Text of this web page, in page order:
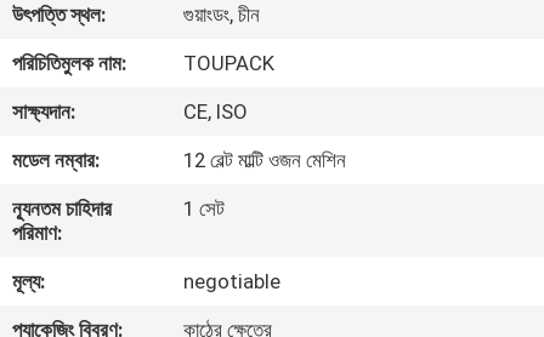
আমাদের
সম্পর্কে
ফ্যাক্টরি
ট্যুর
মান
উৎপত্তি স্থল:
গুয়াংডং, চীন
পরিচিতিমুলক নাম:
TOUPACK
সাক্ষ্যদান:
CE, ISO
মডেল নম্বার:
12 বেল্ট মাল্টি ওজন মেশিন
ন্যূনতম চাহিদার
পরিমাণ:
1 সেট
মূল্য:
negotiable
প্যাকেজিং বিবরণ:
কাঠের ক্ষেত্রে